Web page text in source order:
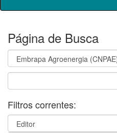
Página de Busca
Filtros correntes: